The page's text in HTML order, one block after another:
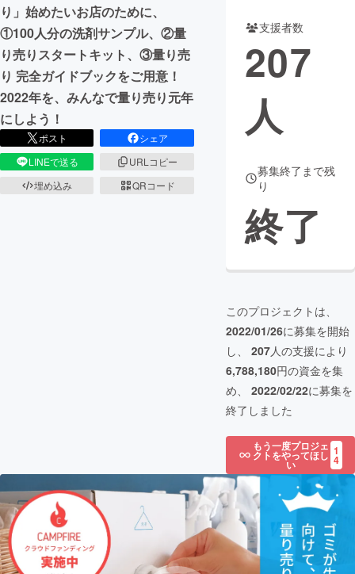
り」始めたいお店のために、
①100人分の洗剤サンプル、②量
り売りスタートキット、③量り売
り 完全ガイドブックをご用意！
2022年を、みんなで量り売り元年
にしよう！
ポスト
シェア
LINEで送る
URLコピー
埋め込み
QRコード
支援者数
207
人
募集終了まで残
り
終了
このプロジェクトは、
2022/01/26に募集を開始
し、 207人の支援により
6,788,180円の資金を集
め、 2022/02/22に募集を
終了しました
もう一度プロジェ
クトをやってほし
い
1
4